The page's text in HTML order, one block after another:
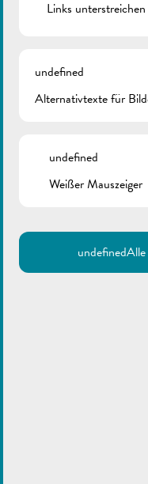
Chandler,Vivi tricote
Links unterstreichen
undefined
Alternativtexte für
undefined
Weißer Mauszeiger
undefined